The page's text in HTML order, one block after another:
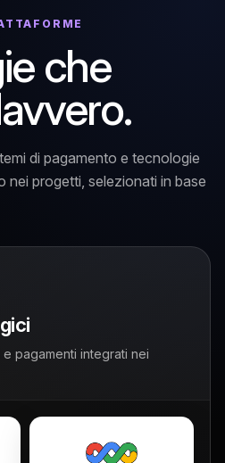
che
di pagamento e tecnologie
nei progetti, selezionati in base
pagamenti integrati nei